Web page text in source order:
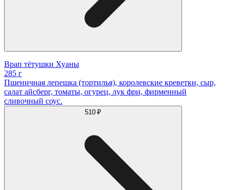
Врап тётушки Хуаны
285 г
Пшеничная лепешка (тортилья), королевские креветки, сыр,
салат айсберг, томаты, огурец, лук фри, фирменный
сливочный соус.
510 ₽